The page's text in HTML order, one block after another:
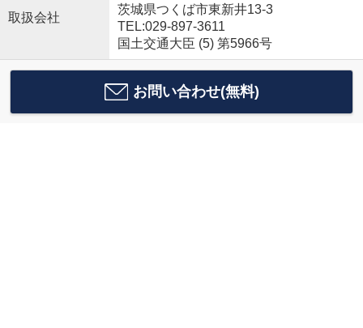
取扱会社
茨城県つくば市東新井13-3
TEL:029-897-3611
国土交通大臣 (5) 第5966号
お問い合わせ(無料)